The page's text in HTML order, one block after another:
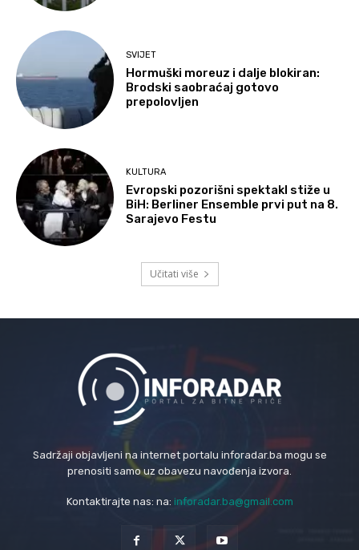
SVIJET
Hormuški moreuz i dalje blokiran:
Brodski saobraćaj gotovo
prepolovljen
KULTURA
Evropski pozorišni spektakl stiže u
BiH: Berliner Ensemble prvi put na 8.
Sarajevo Festu
Učitati više
Sadržaji objavljeni na internet portalu inforadar.ba mogu se
prenositi samo uz obavezu navođenja izvora.
Kontaktirajte nas: na: inforadar.ba@gmail.com